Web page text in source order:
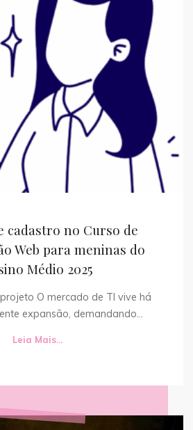
cadastro no Curso de
Web para meninas do
Médio 2025
O mercado de TI vive há
expansão, demandando...
Leia Mais...